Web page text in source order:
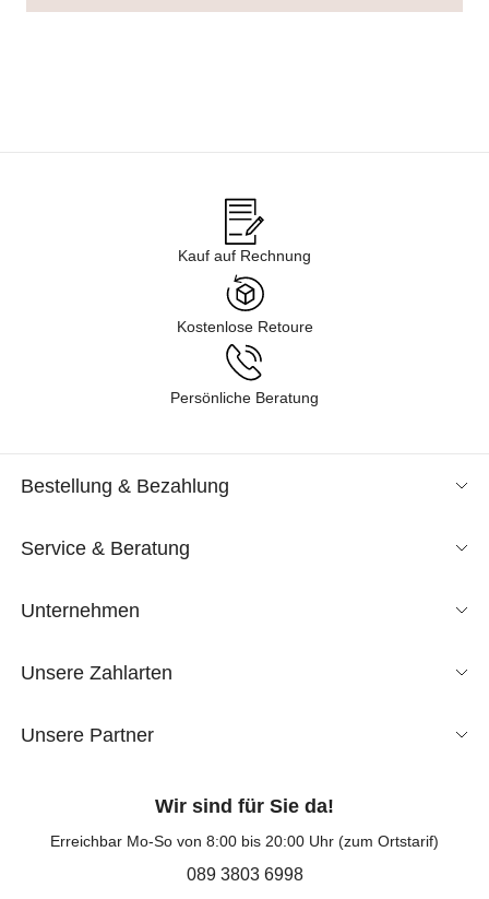
Kauf auf Rechnung
Kostenlose Retoure
Persönliche Beratung
Bestellung & Bezahlung
Service & Beratung
Unternehmen
Unsere Zahlarten
Unsere Partner
Wir sind für Sie da!
Erreichbar Mo-So von 8:00 bis 20:00 Uhr (zum Ortstarif)
089 3803 6998